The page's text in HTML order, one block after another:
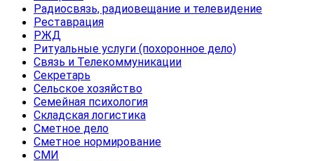
Радиосвязь, радиовещание и телевидение
Реставрация
РЖД
Ритуальные услуги (похоронное дело)
Связь и Телекоммуникации
Секретарь
Сельское хозяйство
Семейная психология
Складская логистика
Сметное дело
Сметное нормирование
СМИ